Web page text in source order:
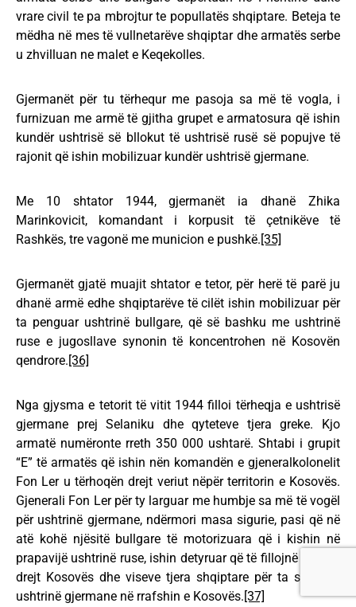
vrare civil te pa mbrojtur te popullatës shqiptare. Beteja te
mëdha në mes të vullnetarëve shqiptar dhe armatës serbe
u zhvilluan ne malet e Keqekolles.
Gjermanët për tu tërhequr me pasoja sa më të vogla, i
furnizuan me armë të gjitha grupet e armatosura që ishin
kundër ushtrisë së bllokut të ushtrisë rusë së popujve të
rajonit që ishin mobilizuar kundër ushtrisë gjermane.
Me 10 shtator 1944, gjermanët ia dhanë Zhika
Marinkovicit, komandant i korpusit të çetnikëve të
Rashkës, tre vagonë me municion e pushkë.[35]
Gjermanët gjatë muajit shtator e tetor, për herë të parë ju
dhanë armë edhe shqiptarëve të cilët ishin mobilizuar për
ta penguar ushtrinë bullgare, që së bashku me ushtrinë
ruse e jugosllave synonin të koncentrohen në Kosovën
qendrore.[36]
Nga gjysma e tetorit të vitit 1944 filloi tërheqja e ushtrisë
gjermane prej Selaniku dhe qyteteve tjera greke. Kjo
armatë numëronte rreth 350 000 ushtarë. Shtabi i grupit
“E” të armatës që ishin nën komandën e gjeneralkolonelit
Fon Ler u tërhoqën drejt veriut nëpër territorin e Kosovës.
Gjenerali Fon Ler për ty larguar me humbje sa më të vogël
për ushtrinë gjermane, ndërmori masa sigurie, pasi që në
atë kohë njësitë bullgare të motorizuara që i kishin në
prapavijë ushtrinë ruse, ishin detyruar që të fillojnë lëvizjet
drejt Kosovës dhe viseve tjera shqiptare për ta sulmuar
ushtrinë gjermane në rrafshin e Kosovës.[37]